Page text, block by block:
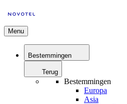
Menu
Bestemmingen
Terug
Bestemmingen
Europa
Asia